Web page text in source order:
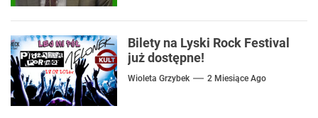
Bilety na Lyski Rock Festival
już dostępne!
Wioleta Grzybek 2 Miesiące Ago